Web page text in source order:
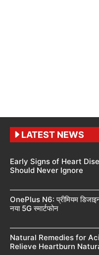
LATEST NEWS
Early Signs of Heart
Should Never Ignore
OnePlus N6: प्रीमियम
नया 5G स्मार्टफोन
Natural Remedies for
Relieve Heartburn